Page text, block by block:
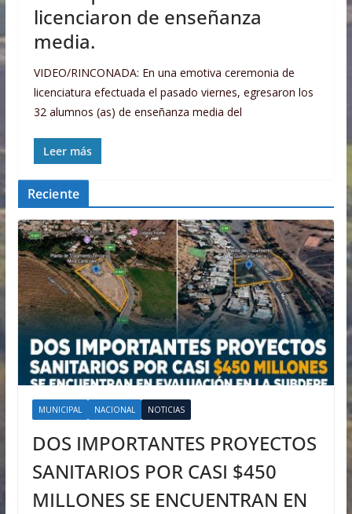
licenciaron de enseñanza
media.
VIDEO/RINCONADA: En una emotiva ceremonia de
licenciatura efectuada el pasado viernes, egresaron los
32 alumnos (as) de enseñanza media del
Leer más
Reciente
MUNICIPAL NACIONAL NOTICIAS
DOS IMPORTANTES PROYECTOS
SANITARIOS POR CASI $450
MILLONES SE ENCUENTRAN EN